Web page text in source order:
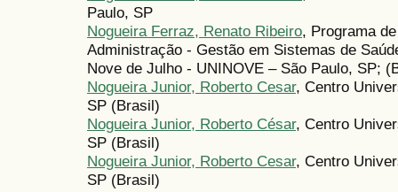
Paulo, SP
Nogueira Ferraz, Renato Ribeiro, Programa
Administração - Gestão em Sistemas de
Nove de Julho - UNINOVE – São Paulo, SP;
Nogueira Junior, Roberto Cesar, Centro
SP (Brasil)
Nogueira Junior, Roberto César, Centro
SP (Brasil)
Nogueira Junior, Roberto Cesar, Centro
SP (Brasil)